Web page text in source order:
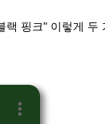
핑크" 이렇게 두